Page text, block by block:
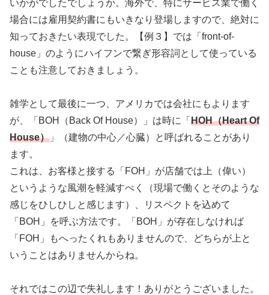
いかがでしたでしょうか。海外で、特にサービス業で働く
場合には雇用契約書にもいきなり登場しますので、絶対に
知っておきたい表現でした。【例３】では「front-of-
house」のようにハイフンで繋ぎ形容詞として使っている
ことも注意しておきましょう。
雑学として最後に一つ、アメリカでは会社にもよります
が、「BOH（Back Of House）」は時に「 HOH（Heart Of
House） 」（建物の中心／心臓）と呼ばれることがあり
ます。
これは、お客様と接する「FOH」が店舗では上（偉い）
というような風潮を軽減すべく（現場で働くとそのような
感じをひしひしと感じます）、リスペクトを込めて
「BOH」を呼ぶ方法です。「BOH」が存在しなければ
「FOH」もへったくれもありませんので、どちらが上と
いうことはありませんからね。
それではこの辺で失礼します！ありがとうございました。